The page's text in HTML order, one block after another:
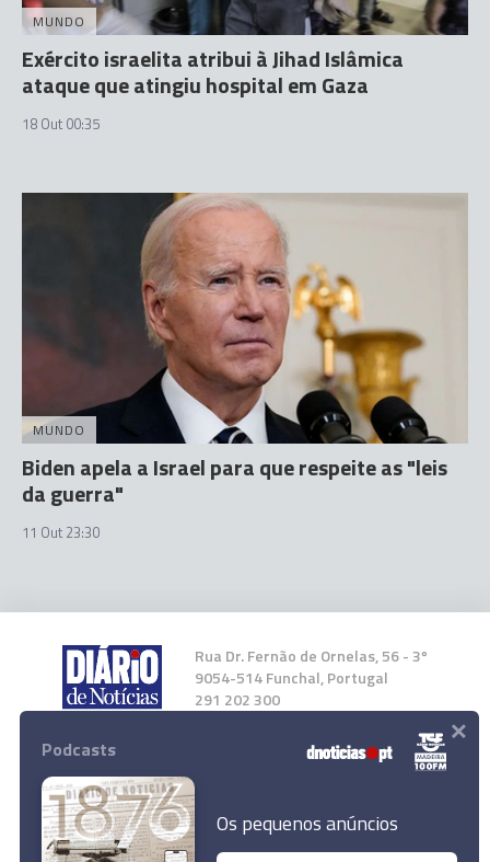
MUNDO
Exército israelita atribui à Jihad Islâmica
ataque que atingiu hospital em Gaza
18 Out 00:35
MUNDO
Biden apela a Israel para que respeite as "leis
da guerra"
11 Out 23:30
Rua Dr. Fernão de Ornelas, 56 - 3º
9054-514 Funchal, Portugal
291 202 300
Instale a nossa App
Podcasts
Os pequenos anúncios
×